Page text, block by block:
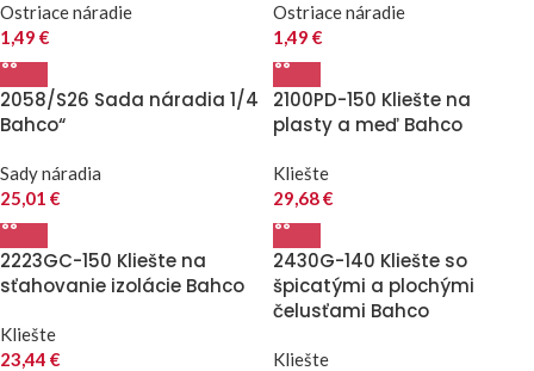
Ostriace náradie
1,49 €
Ostriace náradie
1,49 €
2058/S26 Sada náradia 1/4
Bahco“
Sady náradia
25,01 €
2100PD-150 Kliešte na
plasty a meď Bahco
Kliešte
29,68€
2223GC-150 Kliešte na
sťahovanie izolácie Bahco
Kliešte
23,44 €
2430G-140 Kliešte so
špicatými a plochými
čelusťami Bahco
Kliešte